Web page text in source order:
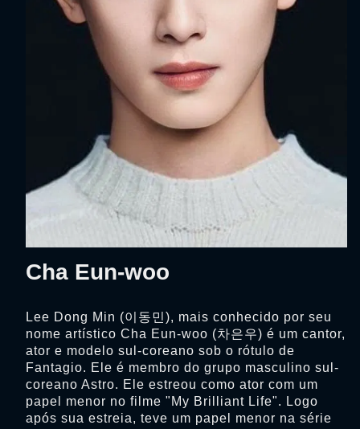
Cha Eun-woo
Lee Dong Min (이동민), mais conhecido por seu
nome artístico Cha Eun-woo (차은우) é um cantor,
ator e modelo sul-coreano sob o rótulo de
Fantagio. Ele é membro do grupo masculino sul-
coreano Astro. Ele estreou como ator com um
papel menor no filme "My Brilliant Life". Logo
após sua estreia, teve um papel menor na série